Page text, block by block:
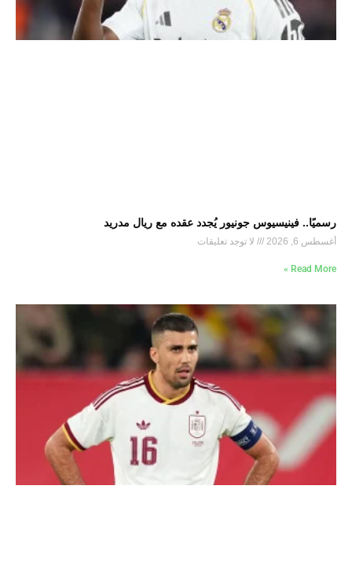
رسميًا.. فينيسيوس جونيور يُجدد عقده مع ريال مدريد
أغسطس 6, 2026 لا توجد تعليقات
Read More »